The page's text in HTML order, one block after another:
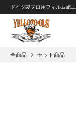
重要なおしらせ
2024年8月1日 価格改定につ
ドイツ製プロ用フィルム施
全商品 セット商品